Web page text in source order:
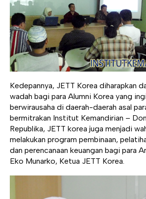
Kedepannya, JETT Korea diharapkan
wadah bagi para Alumni Korea yang
berwirausaha di daerah-daerah asal
bermitrakan Institut Kemandirian –
Republika, JETT korea juga menjadi
melakukan program pembinaan,
dan perencanaan keuangan bagi para
Eko Munarko, Ketua JETT Korea.